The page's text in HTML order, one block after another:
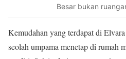
Besar bukan
Kemudahan yang terdapat di
seolah umpama menetap di rumah